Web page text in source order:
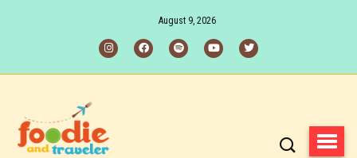
August 9, 2026